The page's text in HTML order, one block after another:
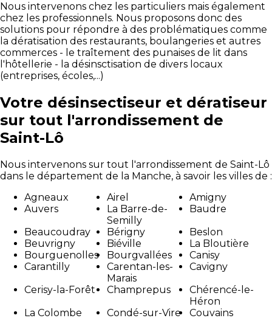
Nous intervenons chez les particuliers mais également
chez les professionnels. Nous proposons donc des
solutions pour répondre à des problématiques comme
la dératisation des restaurants, boulangeries et autres
commerces - le traîtement des punaises de lit dans
l'hôtellerie - la désinsctisation de divers locaux
(entreprises, écoles,...)
Votre désinsectiseur et dératiseur
sur tout l'arrondissement de
Saint-Lô
Nous intervenons sur tout l'arrondissement de Saint-Lô
dans le département de la Manche, à savoir les villes de :
Agneaux
Airel
Amigny
Auvers
La Barre-de-
Semilly
Baudre
Beaucoudray
Bérigny
Beslon
Beuvrigny
Biéville
La Bloutière
Bourguenolles
Bourgvallées
Canisy
Carantilly
Carentan-les-
Marais
Cavigny
Cerisy-la-Forêt
Champrepus
Chérencé-le-
Héron
La Colombe
Condé-sur-Vire
Couvains